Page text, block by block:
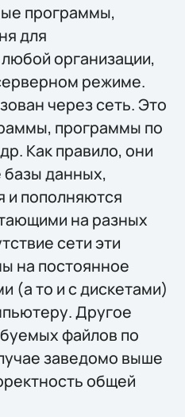
программы,
для
организации,
режиме.
через сеть. Это
программы по
Как правило, они
данных,
и пополняются
на разных
сети эти
на постоянное
(а то и с дискетами)
Другое
файлов по
заведомо выше
общей